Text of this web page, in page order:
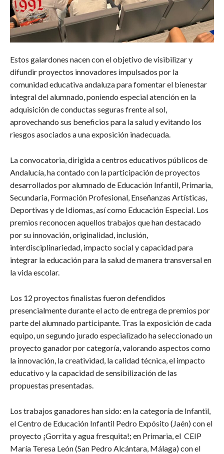
Estos galardones nacen con el objetivo de visibilizar y
difundir proyectos innovadores impulsados por la
comunidad educativa andaluza para fomentar el bienestar
integral del alumnado, poniendo especial atención en la
adquisición de conductas seguras frente al sol,
aprovechando sus beneficios para la salud y evitando los
riesgos asociados a una exposición inadecuada.
La convocatoria, dirigida a centros educativos públicos de
Andalucía, ha contado con la participación de proyectos
desarrollados por alumnado de Educación Infantil, Primaria,
Secundaria, Formación Profesional, Enseñanzas Artísticas,
Deportivas y de Idiomas, así como Educación Especial. Los
premios reconocen aquellos trabajos que han destacado
por su innovación, originalidad, inclusión,
interdisciplinariedad, impacto social y capacidad para
integrar la educación para la salud de manera transversal en
la vida escolar.
Los 12 proyectos finalistas fueron defendidos
presencialmente durante el acto de entrega de premios por
parte del alumnado participante. Tras la exposición de cada
equipo, un segundo jurado especializado ha seleccionado un
proyecto ganador por categoría, valorando aspectos como
la innovación, la creatividad, la calidad técnica, el impacto
educativo y la capacidad de sensibilización de las
propuestas presentadas.
Los trabajos ganadores han sido: en la categoría de Infantil,
el Centro de Educación Infantil Pedro Expósito (Jaén) con el
proyecto ¡Gorrita y agua fresquita!; en Primaria, el CEIP
María Teresa León (San Pedro Alcántara, Málaga) con el